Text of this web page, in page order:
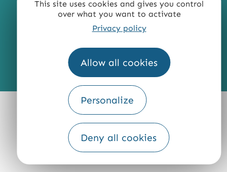
This site uses cookies and gives you control
over what you want to activate
Privacy policy
Allow all cookies
Personalize
Deny all cookies
QUI SOMMES-NOUS ?
Fourni par